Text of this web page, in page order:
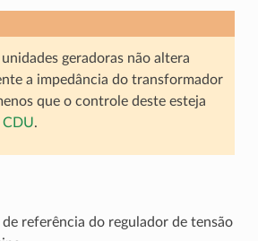
geradoras não altera
a impedância do transformador
que o controle deste esteja
CDU.
de referência do regulador de tensão